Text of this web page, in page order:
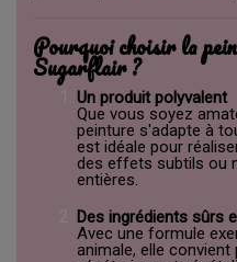
Pourquoi choisir la
Sugarflair ?
Un produit polyvalent
Que vous soyez
peinture s'adapte à
est idéale pour
des effets subtils ou
entières.
Des ingrédients sûrs
Avec une formule
animale, elle